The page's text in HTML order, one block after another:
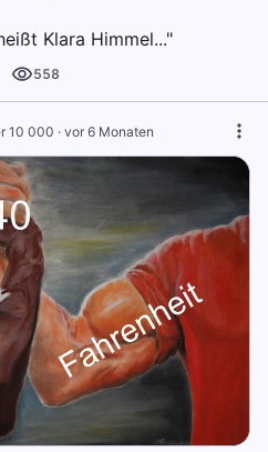
Klara Himmel..."
558
10 000 · vor 6 Monaten